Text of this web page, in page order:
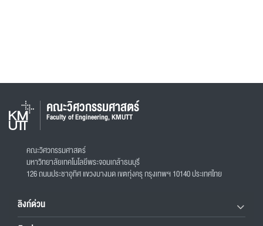
คณะวิศวกรรมศาสตร์
Faculty of Engineering, KMUTT
คณะวิศวกรรมศาสตร์
มหาวิทยาลัยเทคโนโลยีพระจอมเกล้าธนบุรี
126 ถนนประชาอุทิศ แขวงบางมด เขตทุ่งครุ กรุงเทพฯ 10140 ประเทศไทย
ลิงก์ด่วน